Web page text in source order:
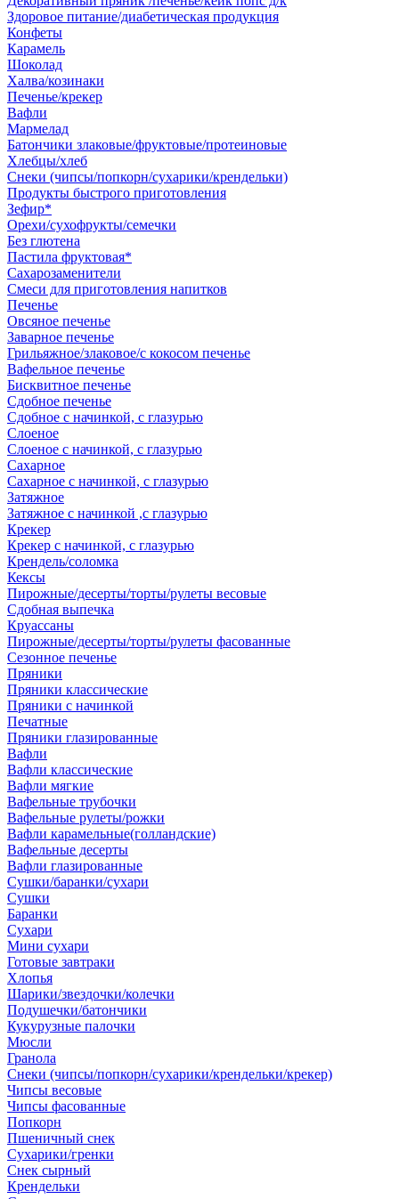
Здоровое питание/диабетическая продукция
Конфеты
Карамель
Шоколад
Халва/козинаки
Печенье/крекер
Вафли
Мармелад
Батончики злаковые/фруктовые/протеиновые
Хлебцы/хлеб
Снеки (чипсы/попкорн/сухарики/крендельки)
Продукты быстрого приготовления
Зефир*
Орехи/сухофрукты/семечки
Без глютена
Пастила фруктовая*
Сахарозаменители
Смеси для приготовления напитков
Печенье
Овсяное печенье
Заварное печенье
Грильяжное/злаковое/с кокосом печенье
Вафельное печенье
Бисквитное печенье
Сдобное печенье
Сдобное с начинкой, с глазурью
Слоеное
Слоеное с начинкой, с глазурью
Сахарное
Сахарное с начинкой, с глазурью
Затяжное
Затяжное с начинкой ,с глазурью
Крекер
Крекер с начинкой, с глазурью
Крендель/соломка
Кексы
Пирожные/десерты/торты/рулеты весовые
Сдобная выпечка
Круассаны
Пирожные/десерты/торты/рулеты фасованные
Сезонное печенье
Пряники
Пряники классические
Пряники с начинкой
Печатные
Пряники глазированные
Вафли
Вафли классические
Вафли мягкие
Вафельные трубочки
Вафельные рулеты/рожки
Вафли карамельные(голландские)
Вафельные десерты
Вафли глазированные
Сушки/баранки/сухари
Сушки
Баранки
Сухари
Мини сухари
Готовые завтраки
Хлопья
Шарики/звездочки/колечки
Подушечки/батончики
Кукурузные палочки
Мюсли
Гранола
Снеки (чипсы/попкорн/сухарики/крендельки/крекер)
Чипсы весовые
Чипсы фасованные
Попкорн
Пшеничный снек
Сухарики/гренки
Снек сырный
Крендельки